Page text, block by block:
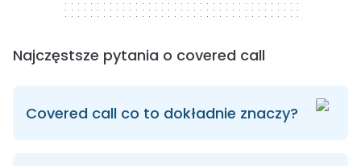
Najczęstsze pytania o covered call
Covered call co to dokładnie znaczy?